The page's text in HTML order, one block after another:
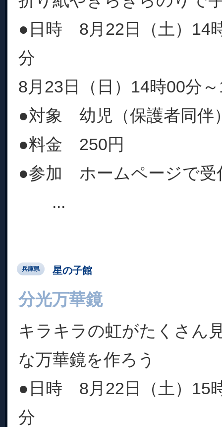
●日時 8月22日（土）14
分
8月23日（日）14時00分
●対象 幼児（保護者同伴
●料金 250円
●参加 ホームページで受
...
兵庫県 星の子館
分光万華鏡
キラキラの虹がたくさん
な万華鏡を作ろう
●日時 8月22日（土）15
分